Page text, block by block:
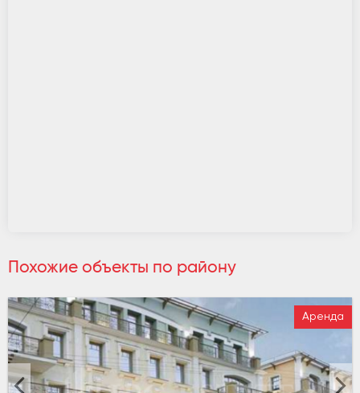
Похожие объекты по району
Аренда